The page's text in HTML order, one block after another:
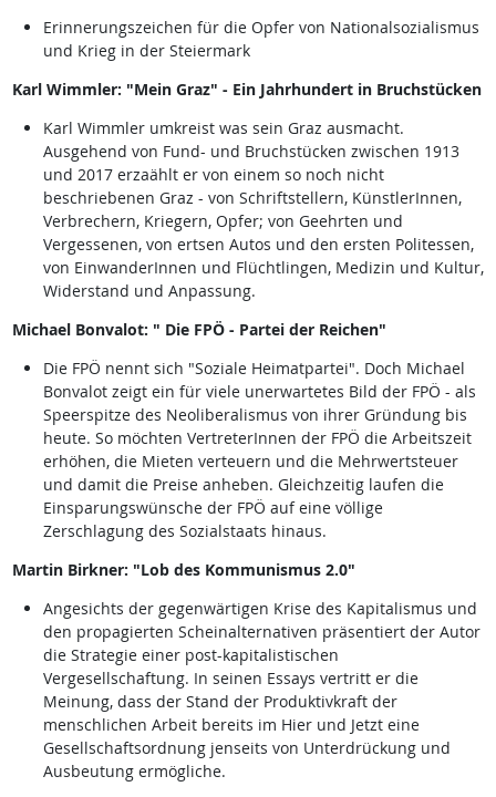
Erinnerungszeichen für die Opfer von Nationalsozialismus
und Krieg in der Steiermark
Karl Wimmler: "Mein Graz" - Ein Jahrhundert in Bruchstücken
Karl Wimmler umkreist was sein Graz ausmacht.
Ausgehend von Fund- und Bruchstücken zwischen 1913
und 2017 erzaählt er von einem so noch nicht
beschriebenen Graz - von Schriftstellern, KünstlerInnen,
Verbrechern, Kriegern, Opfer; von Geehrten und
Vergessenen, von ertsen Autos und den ersten Politessen,
von EinwanderInnen und Flüchtlingen, Medizin und Kultur,
Widerstand und Anpassung.
Michael Bonvalot: " Die FPÖ - Partei der Reichen"
Die FPÖ nennt sich "Soziale Heimatpartei". Doch Michael
Bonvalot zeigt ein für viele unerwartetes Bild der FPÖ - als
Speerspitze des Neoliberalismus von ihrer Gründung bis
heute. So möchten VertreterInnen der FPÖ die Arbeitszeit
erhöhen, die Mieten verteuern und die Mehrwertsteuer
und damit die Preise anheben. Gleichzeitig laufen die
Einsparungswünsche der FPÖ auf eine völlige
Zerschlagung des Sozialstaats hinaus.
Martin Birkner: "Lob des Kommunismus 2.0"
Angesichts der gegenwärtigen Krise des Kapitalismus und
den propagierten Scheinalternativen präsentiert der Autor
die Strategie einer post-kapitalistischen
Vergesellschaftung. In seinen Essays vertritt er die
Meinung, dass der Stand der Produktivkraft der
menschlichen Arbeit bereits im Hier und Jetzt eine
Gesellschaftsordnung jenseits von Unterdrückung und
Ausbeutung ermögliche.